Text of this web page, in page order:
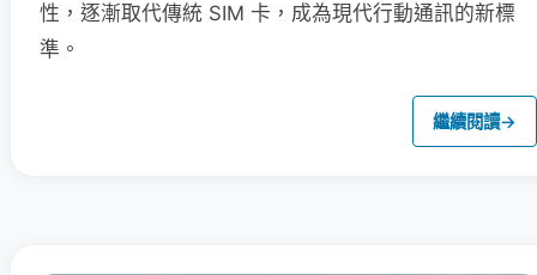
性，逐漸取代傳統 SIM 卡，成為現代行動通訊的新標
準。
繼續閱讀→